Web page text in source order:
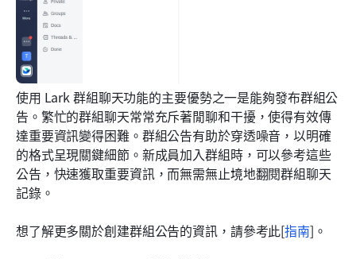
使用 Lark 群組聊天功能的主要優勢之一是能夠發布群組公
告。繁忙的群組聊天常常充斥著閒聊和干擾，使得有效傳
達重要資訊變得困難。群組公告有助於穿透噪音，以明確
的格式呈現關鍵細節。新成員加入群組時，可以參考這些
公告，快速獲取重要資訊，而無需無止境地翻閱群組聊天
記錄。
想了解更多關於創建群組公告的資訊，請參考此[指南]。